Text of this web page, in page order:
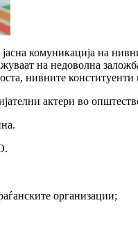
комуникација на
на недоволна
нивните
актери во
организации;